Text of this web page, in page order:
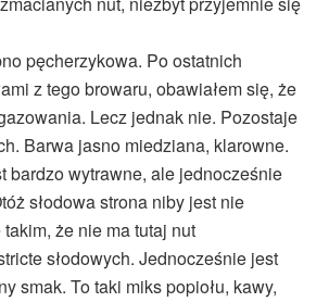
pęcherzykowa. Po ostatnich
z tego browaru, obawiałem się, że
Lecz jednak nie. Pozostaje
Barwa jasno miedziana, klarowne.
bardzo wytrawne, ale jednocześnie
słodowa strona niby jest nie
że nie ma tutaj nut
słodowych. Jednocześnie jest
smak. To taki miks popiołu, kawy,